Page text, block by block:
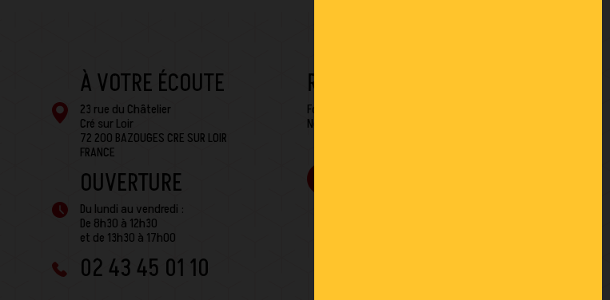
À VOTRE ÉCOUTE
23 rue du Châtelier
Cré sur Loir
72 200 BAZOUGES CRE SUR LOIR
FRANCE
OUVERTURE
Du lundi au vendredi :
De 8h30 à 12h30
et de 13h30 à 17h00
02 43 45 01 10
RESTONS EN CONTACT
Formulaire de contact
Newsletter